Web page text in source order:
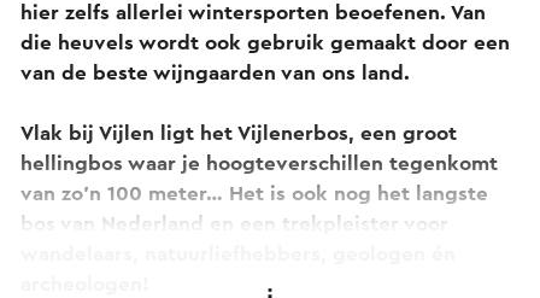
hier zelfs allerlei wintersporten beoefenen. Van
die heuvels wordt ook gebruik gemaakt door een
van de beste wijngaarden van ons land.
Vlak bij Vijlen ligt het Vijlenerbos, een groot
hellingbos waar je hoogteverschillen tegenkomt
van zo’n 100 meter… Het is ook nog het langste
bos van Nederland en een trekpleister voor